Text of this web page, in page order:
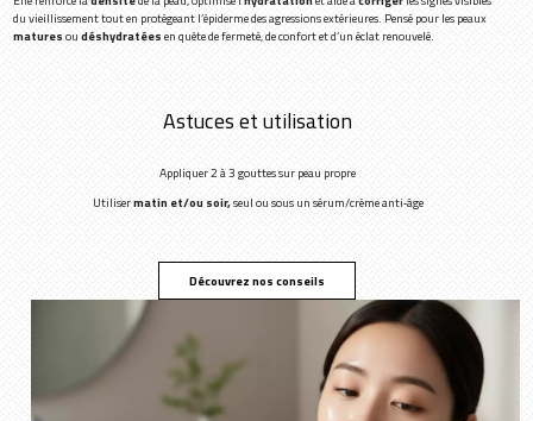
du vieillissement tout en protégeant l’épiderme des agressions extérieures. Pensé pour les peaux
maturesoudéshydratéesen quête de fermeté, de confort et d’un éclat renouvelé.
Astuces et utilisation
Appliquer 2 à 3 gouttes sur peau propre
Utilisermatin et/ou soir,seul ou sous un sérum/crème anti‑âge
Découvrez nos conseils